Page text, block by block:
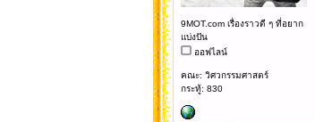
9MOT.com เรื่องราวดี ๆ ที่อยาก
แบ่งปัน
ออฟไลน์
คณะ: วิศวกรรมศาสตร์
กระทู้: 830